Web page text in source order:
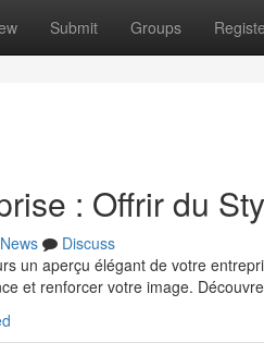
Submit Groups
: Offrir du
News
Discuss
un aperçu élégant de votre
et renforcer votre image.